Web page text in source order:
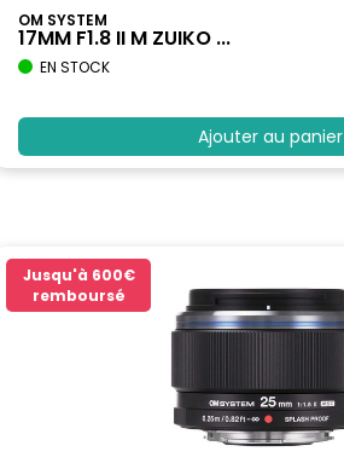
OM SYSTEM
17MM F1.8 II M ZUIKO ...
EN STOCK
Ajouter au panier
Jusqu'à 600€
remboursé